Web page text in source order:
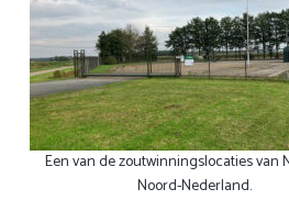
Een van de zoutwinningslocaties van
Noord-Nederland.